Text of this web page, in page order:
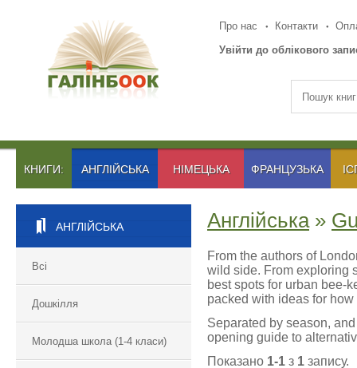
Про нас Контакти
Увійти до облікового
КНИГИ: АНГЛІЙСЬКА НІМЕЦЬКА ФРАНЦУЗЬКА
АНГЛІЙСЬКА
Всі
Дошкілля
Молодша школа (1-4 класи)
Англійська»
From the authors of
wild side. From exploring
best spots for urban bee-
packed with ideas for
Separated by season,
opening guide to
Показано 1-1 з 1 запису.